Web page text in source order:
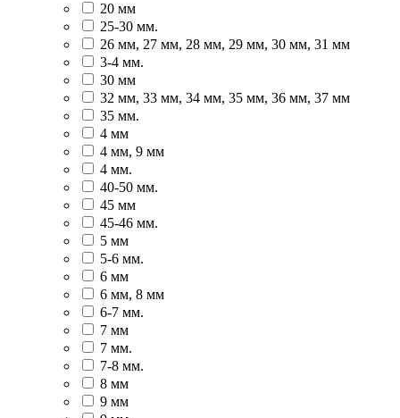
20 мм
25-30 мм.
26 мм, 27 мм, 28 мм, 29 мм, 30 мм, 31 мм
3-4 мм.
30 мм
32 мм, 33 мм, 34 мм, 35 мм, 36 мм, 37 мм
35 мм.
4 мм
4 мм, 9 мм
4 мм.
40-50 мм.
45 мм
45-46 мм.
5 мм
5-6 мм.
6 мм
6 мм, 8 мм
6-7 мм.
7 мм
7 мм.
7-8 мм.
8 мм
9 мм